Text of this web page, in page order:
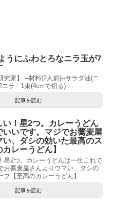
うにふわとろなニラ玉が7
究家】 --材料(2人前)--サラダ油(ニ
ラ 1束(4cmで切る) ...
記事を読む
い！星2つ。カレーうどん
いいです。マジでお蕎麦屋
い、ダシの効いた最高のス
レーうどん】
星2つ。カレーうどんは一生これで
お蕎麦屋さんよりウマい、ダシの
プ【至高のカレーうどん】
記事を読む